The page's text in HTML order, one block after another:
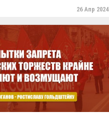
26 Апр 2024